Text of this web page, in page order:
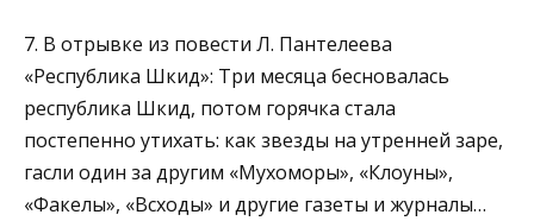
7. В отрывке из повести Л. Пантелеева
«Республика Шкид»: Три месяца бесновалась
республика Шкид, по­том горячка стала
постепенно утихать: как звезды на ут­ренней заре,
гасли один за другим «Мухоморы», «Клоу­ны»,
«Факелы», «Всходы» и другие газеты и журналы…